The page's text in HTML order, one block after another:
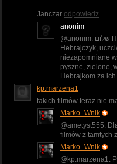
Janczar odpowiedz
anonim
@anonim: שלום Привіт. Dzień dobry. Ja, szlachetny
Hebrajczyk,
niezapomniane
pyszne, zielone,
Hebrajkom za ich
kp.marzena1
takich filmów teraz nie
Marko_Wnik
@ametyst555:
filmów z tamtych
Marko_Wnik
@kp.marzena1: